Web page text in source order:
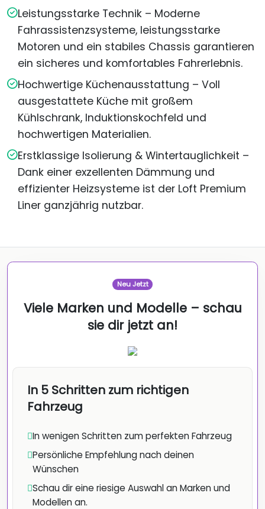
Leistungsstarke Technik – Moderne
Fahrassistenzsysteme, leistungsstarke
Motoren und ein stabiles Chassis garantieren
ein sicheres und komfortables Fahrerlebnis.
Hochwertige Küchenausstattung – Voll
ausgestattete Küche mit großem
Kühlschrank, Induktionskochfeld und
hochwertigen Materialien.
Erstklassige Isolierung & Wintertauglichkeit –
Dank einer exzellenten Dämmung und
effizienter Heizsysteme ist der Loft Premium
Liner ganzjährig nutzbar.
Neu Jetzt
Viele Marken und Modelle – schau
sie dir jetzt an!
In 5 Schritten zum richtigen
Fahrzeug
In wenigen Schritten zum perfekten Fahrzeug
Persönliche Empfehlung nach deinen
Wünschen
Schau dir eine riesige Auswahl an Marken und
Modellen an.